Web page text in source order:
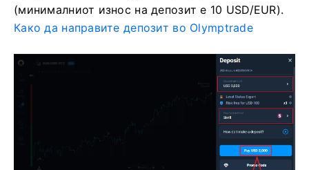
(минималниот износ на депозит е 10 USD/EUR).
Како да направите депозит во Olymptrade